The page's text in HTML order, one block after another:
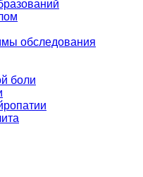
обследования
боли